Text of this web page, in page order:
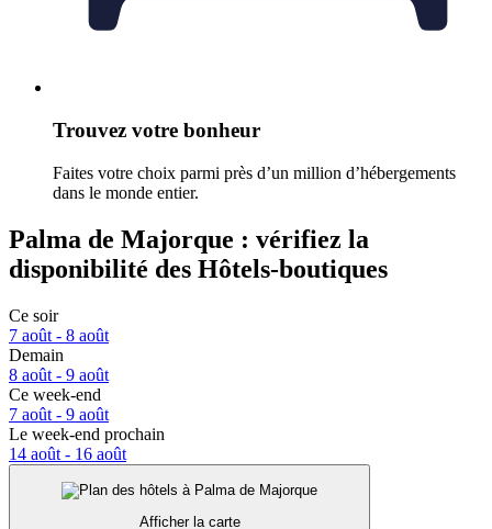
Trouvez votre bonheur
Faites votre choix parmi près d’un million d’hébergements
dans le monde entier.
Palma de Majorque : vérifiez la
disponibilité des Hôtels-boutiques
Ce soir
7 août - 8 août
Demain
8 août - 9 août
Ce week-end
7 août - 9 août
Le week-end prochain
14 août - 16 août
Afficher la carte